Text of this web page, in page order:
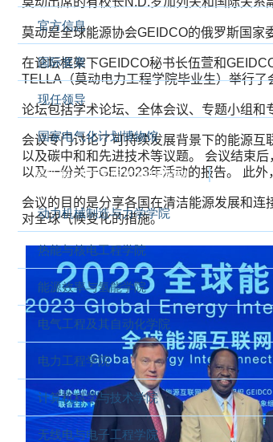
官方信息
国际奖章
现任领导
国家电气化计划博物馆
莫斯科动力学院的组织架构
动力机械制造与力学学院
热能与核电工程学院
能源效率与氢能学院
电气工程及其自动化学院
电力工程学院
计算机科学与技术学院
无线电与电子工程学院
莫动是全球能源协会GEIDCO的俄罗斯国家
在论坛框架下GEIDCO秘书长伍萱和
TELLA（莫动电力工程学院毕业生）举行了
论坛包括学术论坛、全体会议、专题小组和
会议专门讨论了可持续发展背景下的能源
以及碳中和和先进技术等议题。
会议结束后
以及一份关于GEI2023年活动的报告。 此外
会议的目的是分享各国在清洁能源发展和
对全球气候变化的措施。